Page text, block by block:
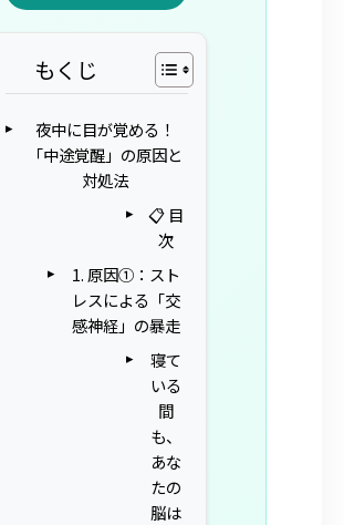
もくじ
夜中に目が覚める！
「中途覚醒」の原因と
対処法
📋 目
次
1. 原因①：スト
レスによる「交
感神経」の暴走
寝て
いる
間
も、
あな
たの
脳は